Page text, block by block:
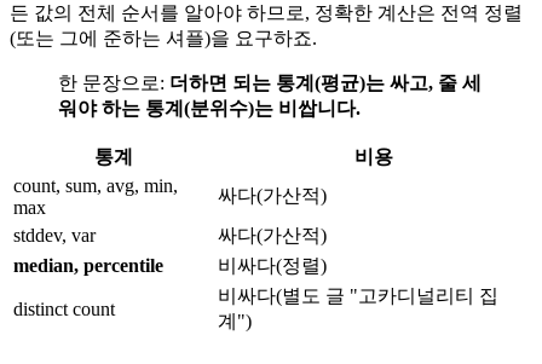
든 값의 전체 순서를 알아야 하므로, 정확한 계산은 전역 정렬
(또는 그에 준하는 셔플)을 요구하죠.
한 문장으로: 더하면 되는 통계(평균)는 싸고, 줄 세
워야 하는 통계(분위수)는 비쌉니다.
통계
비용
count, sum, avg, min,
max
싸다(가산적)
stddev, var
싸다(가산적)
median, percentile
비싸다(정렬)
distinct count
비싸다(별도 글 "고카디널리티 집
계")